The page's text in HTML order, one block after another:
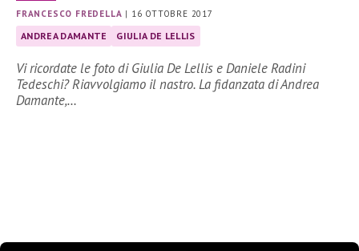
FRANCESCO FREDELLA | 16 OTTOBRE 2017
ANDREA DAMANTE GIULIA DE LELLIS
Vi ricordate le foto di Giulia De Lellis e Daniele Radini
Tedeschi? Riavvolgiamo il nastro. La fidanzata di Andrea
Damante,…